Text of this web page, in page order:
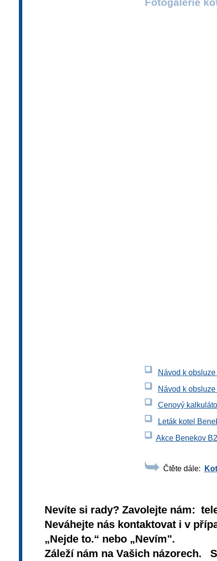
Návod k
Návod k
Cenový
Leták kotel
Akce Benekov
Čtěte dále:
Nevíte si rady? Zavolejte nám:
Neváhejte nás kontaktovat i v
„Nejde to.“ nebo „Nevím".
Záleží nám na Vašich názorech.